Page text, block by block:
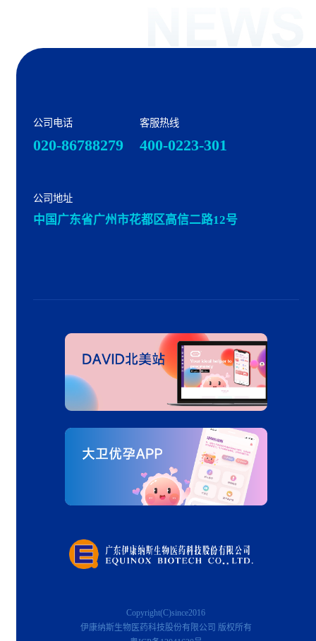
公司电话
020-86788279
客服热线
400-0223-301
公司地址
中国广东省广州市花都区高信二路12号
Copyright(C)since2016
伊康纳斯生物医药科技股份有限公司 版权所有